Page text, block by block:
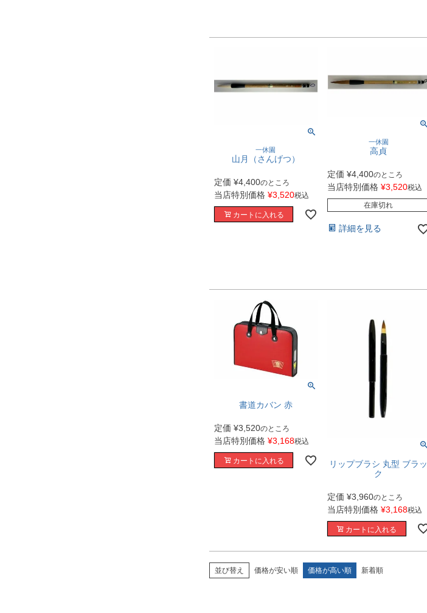
一休園
山月（さんげつ）
定価 ¥4,400のところ
当店特別価格 ¥3,520税込
カートに入れる
一休園
高貞
定価 ¥4,400のところ
当店特別価格 ¥3,520税込
在庫切れ
詳細を見る
書道カバン 赤
定価 ¥3,520のところ
当店特別価格 ¥3,168税込
カートに入れる
リップブラシ 丸型 ブラッ
ク
定価 ¥3,960のところ
当店特別価格 ¥3,168税込
カートに入れる
並び替え 価格が安い順 価格が高い順 新着順